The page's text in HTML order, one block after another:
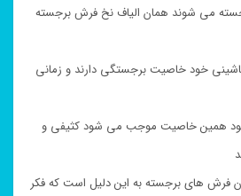
می شوند همان الیاف نخ فرش برجسته
خود خاصیت برجستگی دارند و زمانی
همین خاصیت موجب می شود کثیفی و
فرش های برجسته به این دلیل است که فکر